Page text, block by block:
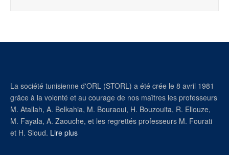
La société tunisienne d'ORL (STORL) a été crée le 8 avril 1981
grâce à la volonté et au courage de nos maîtres les professeurs
M. Atallah, A. Belkahia, M. Bouraoui, H. Bouzouita, R. Ellouze,
M. Fayala, A. Zaouche, et les regrettés professeurs M. Fourati
et H. Sioud. Lire plus